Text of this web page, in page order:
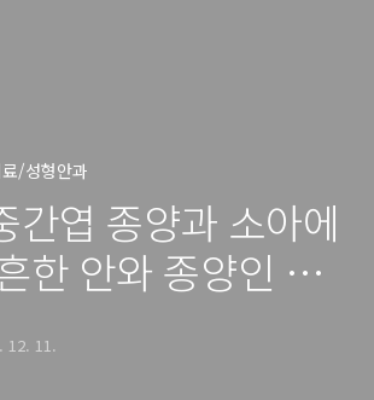
/성형안과
간엽 종양과 소아에
한 안와 종양인 횡
12. 11.